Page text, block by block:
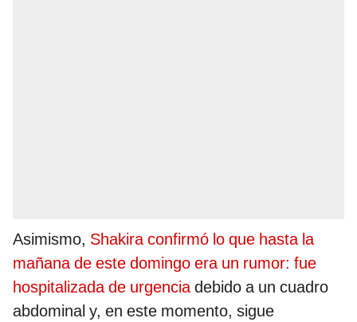
Asimismo, Shakira confirmó lo que hasta la
mañana de este domingo era un rumor: fue
hospitalizada de urgenciadebido a un cuadro
abdominal y, en este momento, sigue